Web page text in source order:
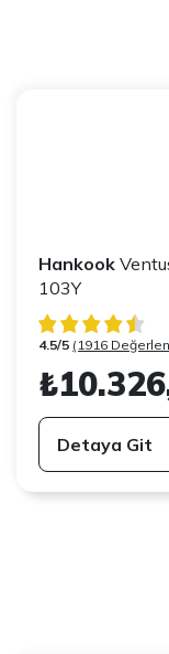
Hankook
103Y
4.5/5 (1916
Detaya Git